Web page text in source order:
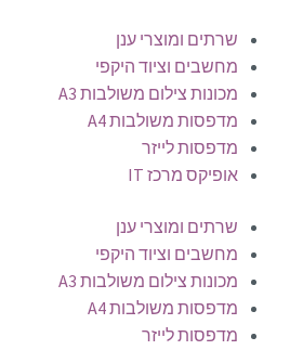
שרתים ומוצרי ענן
מחשבים וציוד היקפי
מכונות צילום משולבות A3
מדפסות משולבות A4
מדפסות לייזר
אופיקס מרכז IT
שרתים ומוצרי ענן
מחשבים וציוד היקפי
מכונות צילום משולבות A3
מדפסות משולבות A4
מדפסות לייזר